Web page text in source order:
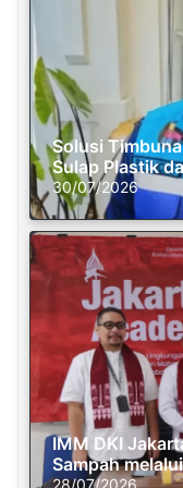
Solusi
Sulap Plastik
30/07/2026
IMM DKI
Sampah
28/07/2026